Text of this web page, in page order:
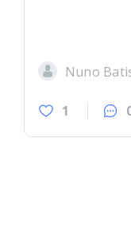
Nuno
1